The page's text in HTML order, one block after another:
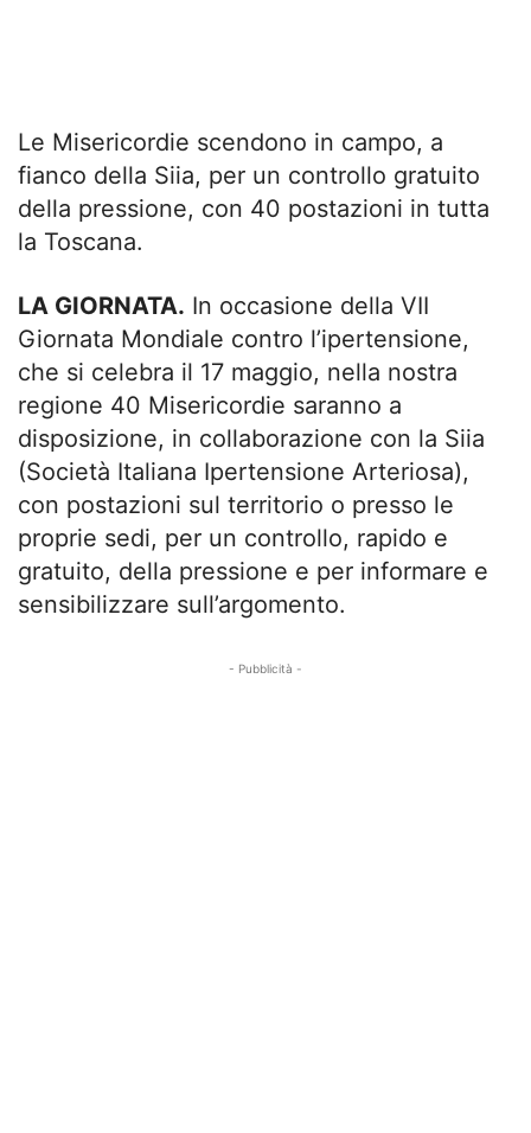
Le Misericordie scendono in campo, a
fianco della Siia, per un controllo gratuito
della pressione, con 40 postazioni in tutta
la Toscana.
LA GIORNATA. In occasione della VII
Giornata Mondiale contro l’ipertensione,
che si celebra il 17 maggio, nella nostra
regione 40 Misericordie saranno a
disposizione, in collaborazione con la Siia
(Società Italiana Ipertensione Arteriosa),
con postazioni sul territorio o presso le
proprie sedi, per un controllo, rapido e
gratuito, della pressione e per informare e
sensibilizzare sull’argomento.
- Pubblicità -